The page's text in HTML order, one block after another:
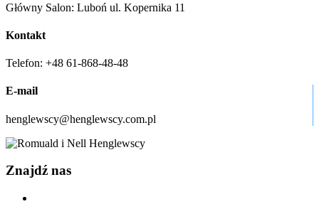
Główny Salon: Luboń ul. Kopernika 11
Kontakt
Telefon: +48 61-868-48-48
E-mail
henglewscy@henglewscy.com.pl
Znajdź nas